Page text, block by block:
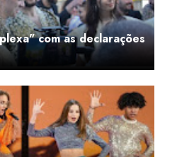
com as declarações